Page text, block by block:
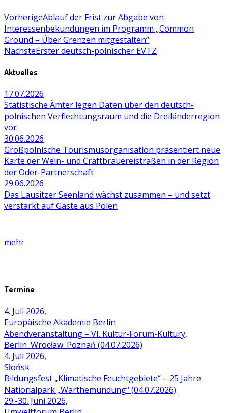
VorherigeAblauf der Frist zur Abgabe von
Interessenbekundungen im Programm „Common
Ground – Über Grenzen mitgestalten“
NächsteErster deutsch-polnischer EVTZ
Aktuelles
17.07.2026
Statistische Ämter legen Daten über den deutsch-
polnischen Verflechtungsraum und die Dreiländerregion
vor
30.06.2026
Großpolnische Tourismusorganisation präsentiert neue
Karte der Wein- und Craftbrauereistraßen in der Region
der Oder-Partnerschaft
29.06.2026
Das Lausitzer Seenland wächst zusammen – und setzt
verstärkt auf Gäste aus Polen
mehr
Termine
4. Juli 2026,
Europäische Akademie Berlin
Abendveranstaltung – VI. Kultur-Forum-Kultury,
Berlin_Wrocław_Poznań (04.07.2026)
4. Juli 2026,
Słońsk
Bildungsfest „Klimatische Feuchtgebiete“ – 25 Jahre
Nationalpark „Warthemündung“ (04.07.2026)
29.-30. Juni 2026,